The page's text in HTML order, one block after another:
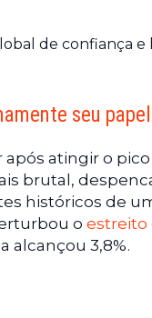
de confiança e
seu papel
atingir o pico
brutal,
históricos de
o estreito
alcançou 3,8%.